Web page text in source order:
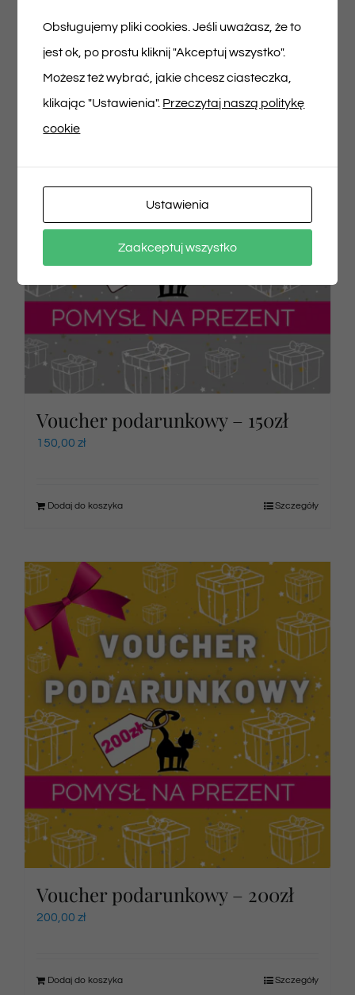
Dodaj do koszyka Szczegóły
Voucher podarunkowy – 150zł
150,00 zł
Dodaj do koszyka Szczegóły
Voucher podarunkowy – 200zł
200,00 zł
Dodaj do koszyka Szczegóły
Obsługujemy pliki cookies. Jeśli uważasz, że to
jest ok, po prostu kliknij "Akceptuj wszystko".
Możesz też wybrać, jakie chcesz ciasteczka,
klikając "Ustawienia". Przeczytaj naszą politykę
cookie
Ustawienia
Zaakceptuj wszystko